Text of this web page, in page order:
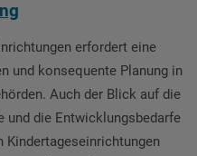
erfordert eine
und konsequente Planung in
Auch der Blick auf die
die Entwicklungsbedarfe
Kindertageseinrichtungen